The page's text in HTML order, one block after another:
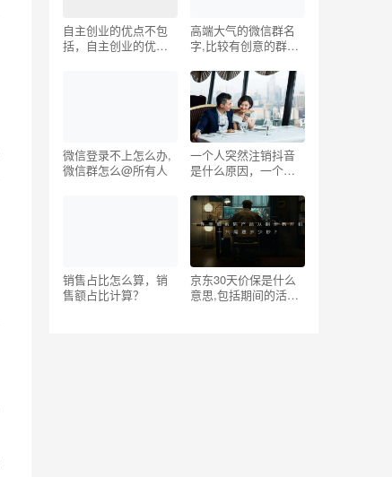
自主创业的优点不包
括，自主创业的优点
高端大气的微信群名
字,比较有创意的群聊
微信登录不上怎么办,
微信群怎么@所有人
一个人突然注销抖音
是什么原因，一个人
原因造成的？
销售占比怎么算，销
售额占比计算？
京东30天价保是什么
意思,包括期间的活动